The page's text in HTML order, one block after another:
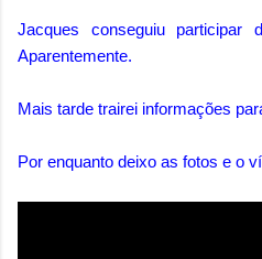
Jacques conseguiu participar
Aparentemente.
Mais tarde trairei informações
Por enquanto deixo as fotos e o